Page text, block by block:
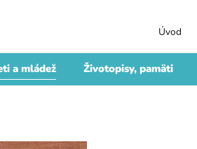
a mládež Životopisy, pamäti
Úvod